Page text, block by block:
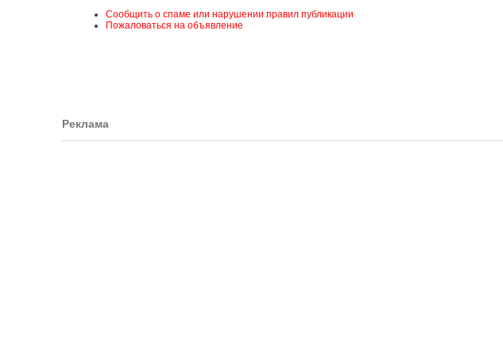
Сообщить о спаме или нарушении правил публикации
Пожаловаться на объявление
Реклама